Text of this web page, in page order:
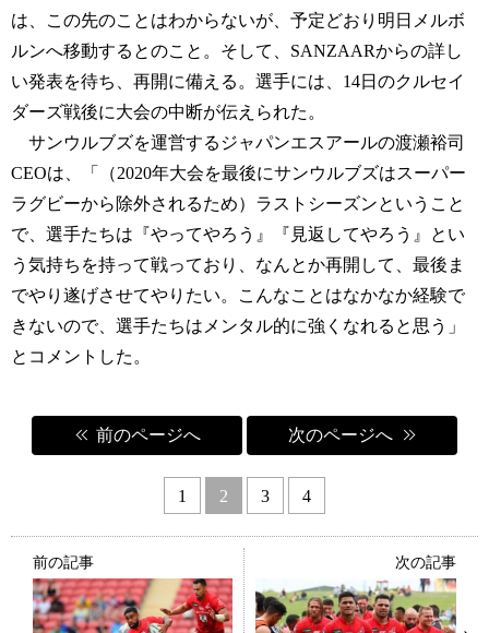
は、この先のことはわからないが、予定どおり明日メルボ
ルンへ移動するとのこと。そして、SANZAARからの詳し
い発表を待ち、再開に備える。選手には、14日のクルセイ
ダーズ戦後に大会の中断が伝えられた。
サンウルブズを運営するジャパンエスアールの渡瀬裕司
CEOは、「（2020年大会を最後にサンウルブズはスーパー
ラグビーから除外されるため）ラストシーズンということ
で、選手たちは『やってやろう』『見返してやろう』とい
う気持ちを持って戦っており、なんとか再開して、最後ま
でやり遂げさせてやりたい。こんなことはなかなか経験で
きないので、選手たちはメンタル的に強くなれると思う」
とコメントした。
前のページへ 次のページへ
1 2 3 4
前の記事 次の記事